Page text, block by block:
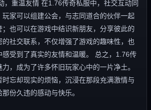
，重温友情 在1.76传奇私服中，社交互动同
家可以组建公会，与志同道合的伙伴一起
也可以在游戏中结识新朋友，分享彼此的
社交联系，不仅增强了游戏的趣味性，也
受到了真实的友情和温暖。 总之，1.76传
，成为了许多怀旧玩家心中的一片净土。
忘却现实的烦恼，沉浸在那段充满激情与
份久违的感动与快乐。